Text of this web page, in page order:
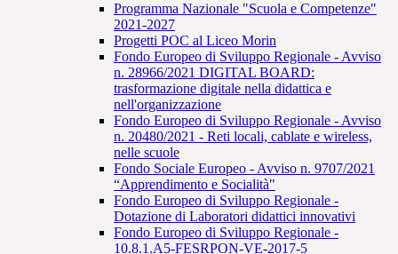
Programma Nazionale "Scuola e Competenze"
2021-2027
Progetti POC al Liceo Morin
Fondo Europeo di Sviluppo Regionale - Avviso
n. 28966/2021 DIGITAL BOARD:
trasformazione digitale nella didattica e
nell'organizzazione
Fondo Europeo di Sviluppo Regionale - Avviso
n. 20480/2021 - Reti locali, cablate e wireless,
nelle scuole
Fondo Sociale Europeo - Avviso n. 9707/2021
“Apprendimento e Socialità"
Fondo Europeo di Sviluppo Regionale -
Dotazione di Laboratori didattici innovativi
Fondo Europeo di Sviluppo Regionale -
10.8.1.A5-FESRPON-VE-2017-5